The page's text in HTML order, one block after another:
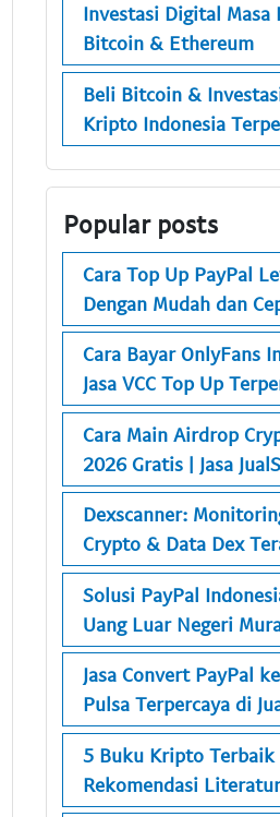
Investasi Digital Masa
Bitcoin & Ethereum
Beli Bitcoin &
Kripto Indonesia
Popular posts
Cara Top Up PayPal
Dengan Mudah dan
Cara Bayar OnlyFans
Jasa VCC Top Up
Cara Main Airdrop
2026 Gratis | Jasa
Dexscanner:
Crypto & Data Dex
Solusi PayPal
Uang Luar Negeri
Jasa Convert PayPal
Pulsa Terpercaya di
5 Buku Kripto Terbaik
Rekomendasi